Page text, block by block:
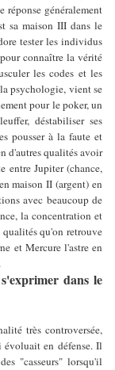
réponse généralement
sa maison III dans le
tester les individus
connaître la vérité
les codes et les
psychologie, vient se
pour le poker, un
déstabiliser ses
pousser à la faute et
d'autres qualités avoir
entre Jupiter (chance,
maison II (argent) en
avec beaucoup de
la concentration et
qualités qu'on retrouve
et Mercure l'astre en
dans le
très controversée,
en défense. Il
"casseurs" lorsqu'il